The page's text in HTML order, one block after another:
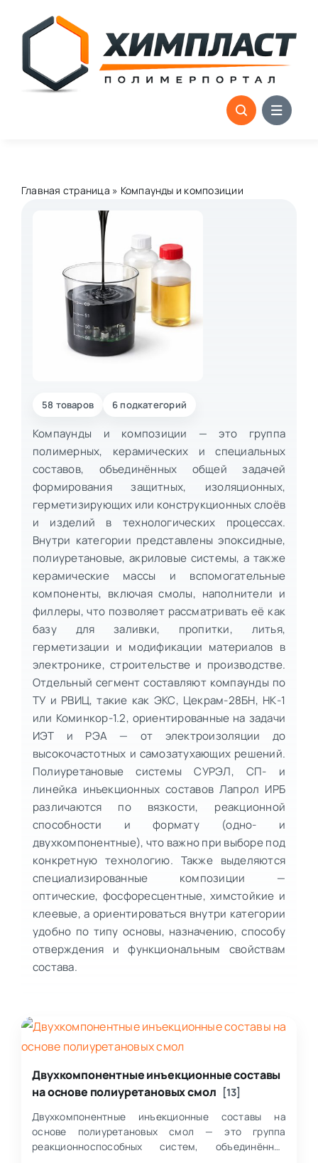
content
Главная страница » Компаунды и композиции
58 товаров 6 подкатегорий
Компаунды и композиции — это группа
полимерных, керамических и специальных
составов, объединённых общей задачей
формирования защитных, изоляционных,
герметизирующих или конструкционных слоёв
и изделий в технологических процессах.
Внутри категории представлены эпоксидные,
полиуретановые, акриловые системы, а также
керамические массы и вспомогательные
компоненты, включая смолы, наполнители и
филлеры, что позволяет рассматривать её как
базу для заливки, пропитки, литья,
герметизации и модификации материалов в
электронике, строительстве и производстве.
Отдельный сегмент составляют компаунды по
ТУ и РВИЦ, такие как ЭКС, Цекрам-28БН, НК-1
или Коминкор-1.2, ориентированные на задачи
ИЭТ и РЭА — от электроизоляции до
высокочастотных и самозатухающих решений.
Полиуретановые системы СУРЭЛ, СП- и
линейка инъекционных составов Лапрол ИРБ
различаются по вязкости, реакционной
способности и формату (одно- и
двухкомпонентные), что важно при выборе под
конкретную технологию. Также выделяются
специализированные композиции —
оптические, фосфоресцентные, химстойкие и
клеевые, а ориентироваться внутри категории
удобно по типу основы, назначению, способу
отверждения и функциональным свойствам
состава.
Двухкомпонентные инъекционные составы
на основе полиуретановых смол
[13]
Двухкомпонентные инъекционные составы на
основе полиуретановых смол — это группа
реакционноспособных систем, объединённых